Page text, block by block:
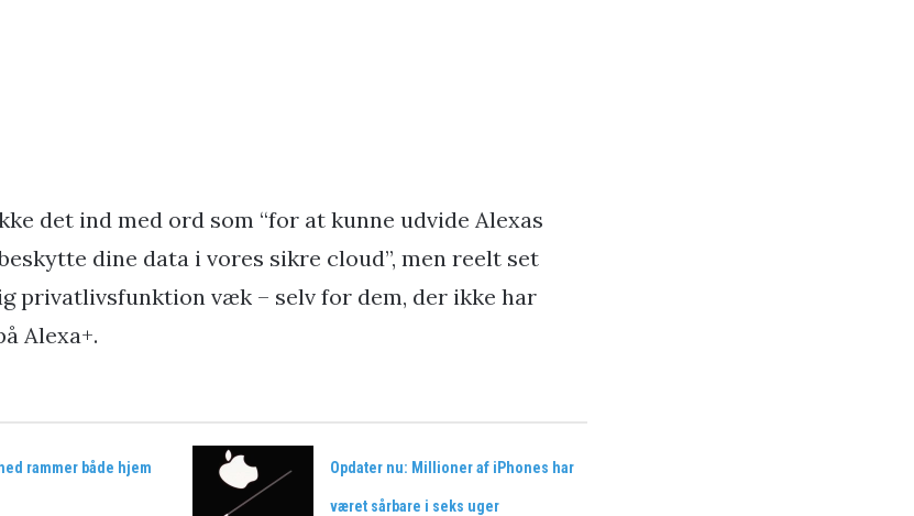
det ind med ord som “for at kunne udvide Alexas
dine data i vores sikre cloud”, men reelt set
privatlivsfunktion væk – selv for dem, der ikke har
Alexa+.
rammer både hjem Opdater nu: Millioner af iPhones har
været sårbare i seks uger